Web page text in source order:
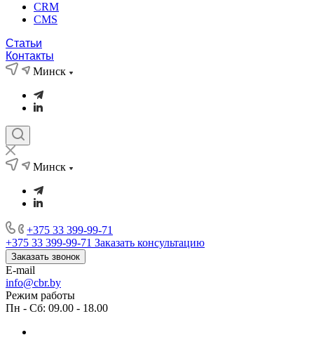
CRM
CMS
Статьи
Контакты
Минск
Минск
+375 33 399-99-71
+375 33 399-99-71 Заказать консультацию
Заказать звонок
E-mail
info@cbr.by
Режим работы
Пн - Сб: 09.00 - 18.00